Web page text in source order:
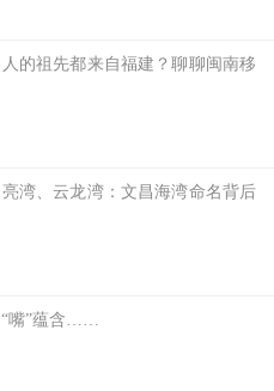
的祖先都来自福建？聊聊闽南移
湾、云龙湾：文昌海湾命名背后
“嘴”蕴含……